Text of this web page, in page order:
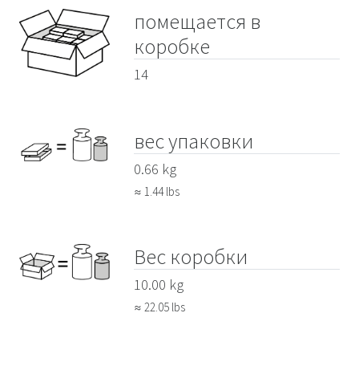
помещается в
коробке
14
вес упаковки
0.66 kg
≈ 1.44 lbs
Вес коробки
10.00 kg
≈ 22.05 lbs